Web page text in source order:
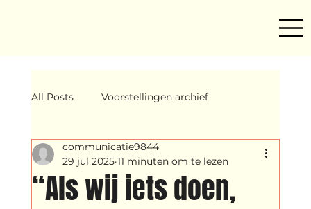
All Posts Voorstellingen archief
Mind ur step Amira
“Als wij iets doen,
communicatie9844
29 jul 2025 11 minuten om te lezen